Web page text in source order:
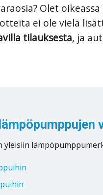
Olet
ei ole vielä
tilauksesta, ja
yleisiin